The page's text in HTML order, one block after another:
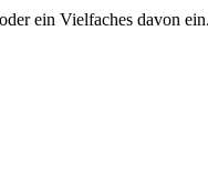
oder ein Vielfaches davon